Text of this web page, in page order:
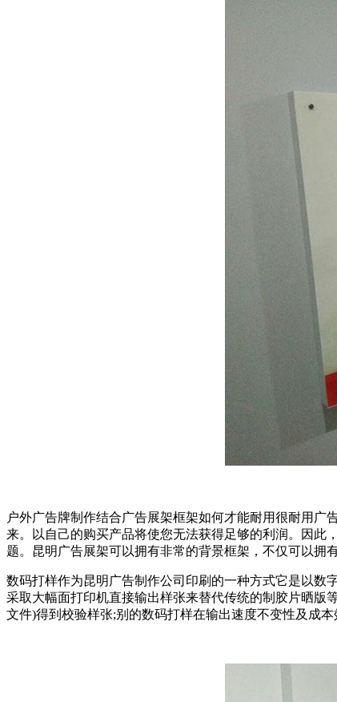
户外广告牌制作结合广告展架框架如何才能耐用很耐用
来。以自己的购买产品将使您无法获得足够的利润。因此
题。昆明广告展架可以拥有非常的背景框架，不仅可以拥
数码打样作为昆明广告制作公司印刷的一种方式它是以数
采取大幅面打印机直接输出样张来替代传统的制胶片晒版
文件)得到校验样张;别的数码打样在输出速度不变性及成